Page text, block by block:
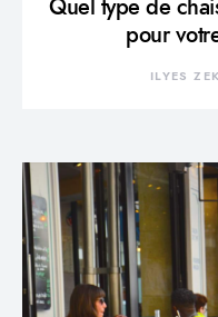
Quel type de
pour
ILYES